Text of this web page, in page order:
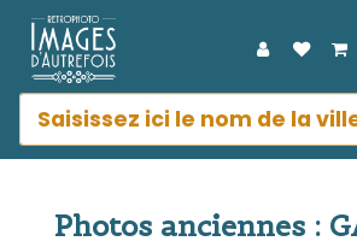
Photos anciennes :